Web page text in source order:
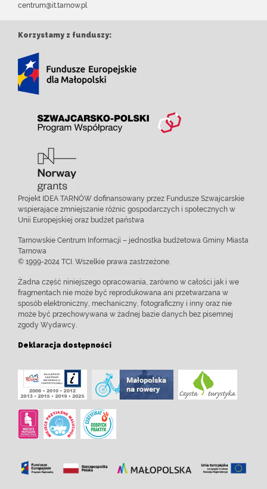
centrum@it.tarnow.pl
Korzystamy z funduszy:
Projekt IDEA TARNÓW dofinansowany przez Fundusze Szwajcarskie
wspierające zmniejszanie różnic gospodarczych i społecznych w
Unii Europejskiej oraz budżet państwa
Tarnowskie Centrum Informacji – jednostka budżetowa Gminy Miasta
Tarnowa
© 1999-2024 TCI. Wszelkie prawa zastrzeżone.
Żadna część niniejszego opracowania, zarówno w całości jak i we
fragmentach nie może być reprodukowana ani przetwarzana w
sposób elektroniczny, mechaniczny, fotograficzny i inny oraz nie
może być przechowywana w żadnej bazie danych bez pisemnej
zgody Wydawcy.
Deklaracja dostępności